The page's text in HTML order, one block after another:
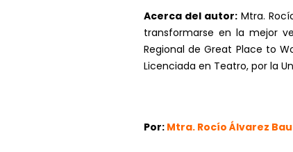
Acerca del autor:Mtra.
transformarse en la mejor
Regional de Great Place to
Licenciada en Teatro, por la
Por: Mtra. Rocío Álvarez